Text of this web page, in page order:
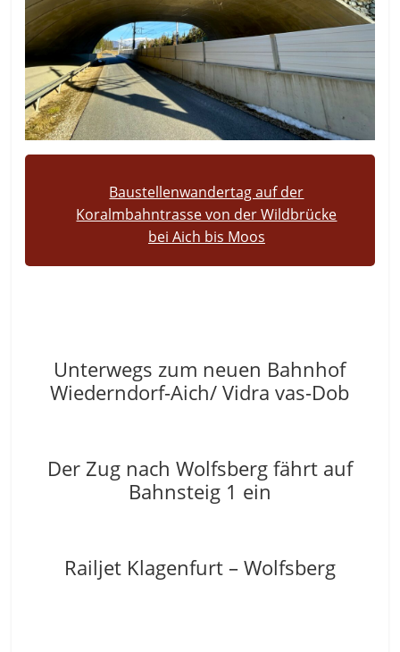
Baustellenwandertag auf der
Koralmbahntrasse von der Wildbrücke
bei Aich bis Moos
Unterwegs zum neuen Bahnhof
Wiederndorf-Aich/ Vidra vas-Dob
Der Zug nach Wolfsberg fährt auf
Bahnsteig 1 ein
Railjet Klagenfurt – Wolfsberg